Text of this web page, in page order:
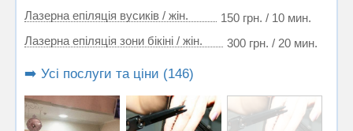
Лазерна епіляція вусиків / жін.
150 грн. / 10 мин.
Лазерна епіляція зони бікіні / жін.
300 грн. / 20 мин.
➡️ Усі послуги та ціни (146)